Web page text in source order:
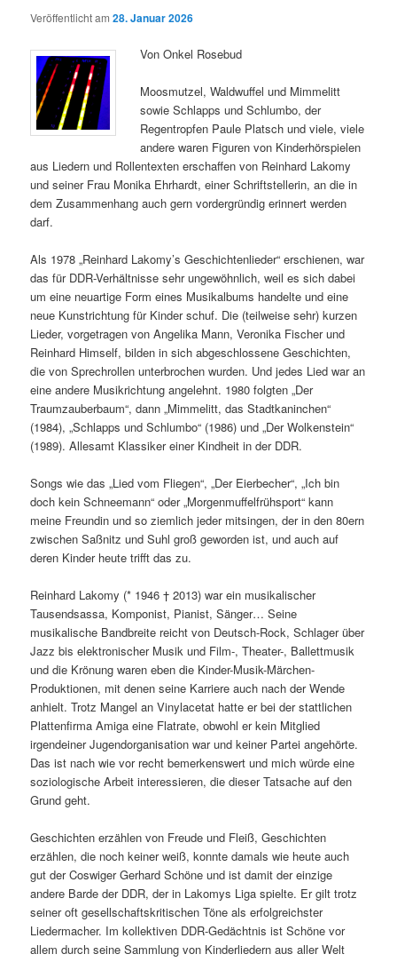
Veröffentlicht am28. Januar 2026
Von Onkel Rosebud
Moosmutzel, Waldwuffel und Mimmelitt
sowie Schlapps und Schlumbo, der
Regentropfen Paule Platsch und viele, viele
andere waren Figuren von Kinderhörspielen
aus Liedern und Rollentexten erschaffen von Reinhard Lakomy
und seiner Frau Monika Ehrhardt, einer Schriftstellerin, an die in
dem Zusammenhang auch gern vordergründig erinnert werden
darf.
Als 1978 „Reinhard Lakomy’s Geschichtenlieder“ erschienen, war
das für DDR-Verhältnisse sehr ungewöhnlich, weil es sich dabei
um eine neuartige Form eines Musikalbums handelte und eine
neue Kunstrichtung für Kinder schuf. Die (teilweise sehr) kurzen
Lieder, vorgetragen von Angelika Mann, Veronika Fischer und
Reinhard Himself, bilden in sich abgeschlossene Geschichten,
die von Sprechrollen unterbrochen wurden. Und jedes Lied war an
eine andere Musikrichtung angelehnt. 1980 folgten „Der
Traumzauberbaum“, dann „Mimmelitt, das Stadtkaninchen“
(1984), „Schlapps und Schlumbo“ (1986) und „Der Wolkenstein“
(1989). Allesamt Klassiker einer Kindheit in der DDR.
Songs wie das „Lied vom Fliegen“, „Der Eierbecher“, „Ich bin
doch kein Schneemann“ oder „Morgenmuffelfrühsport“ kann
meine Freundin und so ziemlich jeder mitsingen, der in den 80ern
zwischen Saßnitz und Suhl groß geworden ist, und auch auf
deren Kinder heute trifft das zu.
Reinhard Lakomy (* 1946 † 2013) war ein musikalischer
Tausendsassa, Komponist, Pianist, Sänger… Seine
musikalische Bandbreite reicht von Deutsch-Rock, Schlager über
Jazz bis elektronischer Musik und Film-, Theater-, Ballettmusik
und die Krönung waren eben die Kinder-Musik-Märchen-
Produktionen, mit denen seine Karriere auch nach der Wende
anhielt. Trotz Mangel an Vinylacetat hatte er bei der stattlichen
Plattenfirma Amiga eine Flatrate, obwohl er kein Mitglied
irgendeiner Jugendorganisation war und keiner Partei angehörte.
Das ist nach wie vor recht bemerkenswert und mich würde eine
soziologische Arbeit interessieren, die dieser Tatsache auf den
Grund geht.
Geschichten erzählen von Freude und Fleiß, Geschichten
erzählen, die noch keiner weiß, konnte damals wie heute auch
gut der Coswiger Gerhard Schöne und ist damit der einzige
andere Barde der DDR, der in Lakomys Liga spielte. Er gilt trotz
seiner oft gesellschaftskritischen Töne als erfolgreichster
Liedermacher. Im kollektiven DDR-Gedächtnis ist Schöne vor
allem durch seine Sammlung von Kinderliedern aus aller Welt